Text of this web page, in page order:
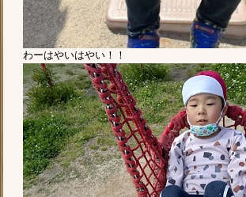
わーはやいはやい！！